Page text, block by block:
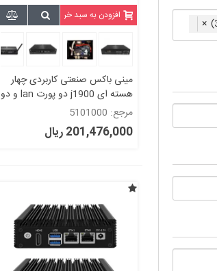
×
افزودن به سبد خرید
مینی باکس صنعتی کاربردی چهار
هسته ای j1900 دو پورت lan و دو
پورت com مدل kc5101
مرجع: 5101000
201,476,000 ریال